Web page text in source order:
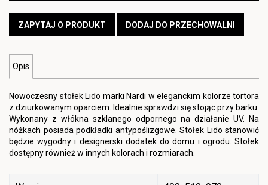
ZAPYTAJ O PRODUKT DODAJ DO PRZECHOWALNI
Opis
Nowoczesny stołek Lido marki Nardi w eleganckim kolorze tortora
z dziurkowanym oparciem. Idealnie sprawdzi się stojąc przy barku.
Wykonany z włókna szklanego odpornego na działanie UV. Na
nóżkach posiada podkładki antypoślizgowe. Stołek Lido stanowić
będzie wygodny i designerski dodatek do domu i ogrodu. Stołek
dostępny również w innych kolorach i rozmiarach.